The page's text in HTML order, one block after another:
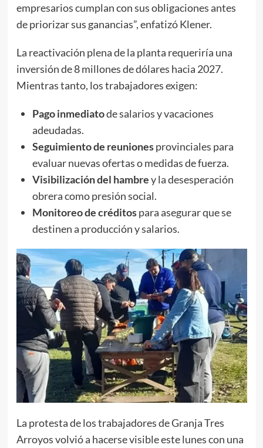
empresarios cumplan con sus obligaciones antes
de priorizar sus ganancias”, enfatizó Klener.
La reactivación plena de la planta requeriría una
inversión de 8 millones de dólares hacia 2027.
Mientras tanto, los trabajadores exigen:
Pago inmediatode salarios y vacaciones
adeudadas.
Seguimiento de reunionesprovinciales para
evaluar nuevas ofertas o medidas de fuerza.
Visibilización del hambrey la desesperación
obrera como presión social.
Monitoreo de créditospara asegurar que se
destinen a producción y salarios.
La protesta de los trabajadores de Granja Tres
Arroyos volvió a hacerse visible este lunes con una